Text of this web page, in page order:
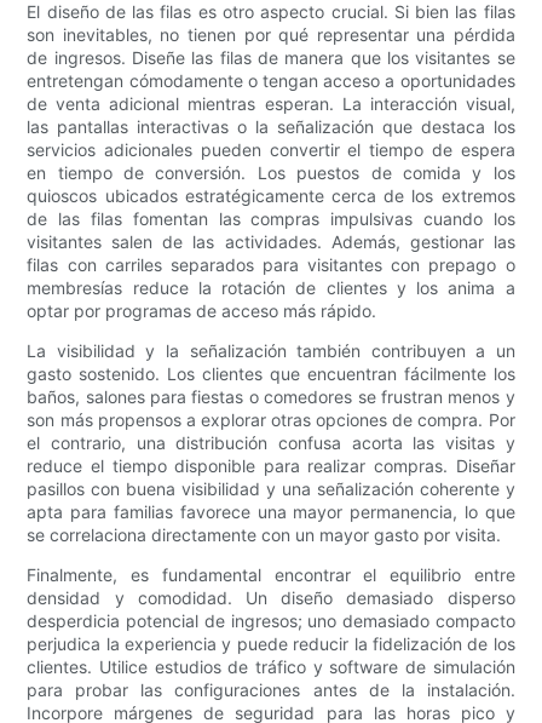
El diseño de las filas es otro aspecto crucial. Si bien las filas
son inevitables, no tienen por qué representar una pérdida
de ingresos. Diseñe las filas de manera que los visitantes se
entretengan cómodamente o tengan acceso a oportunidades
de venta adicional mientras esperan. La interacción visual,
las pantallas interactivas o la señalización que destaca los
servicios adicionales pueden convertir el tiempo de espera
en tiempo de conversión. Los puestos de comida y los
quioscos ubicados estratégicamente cerca de los extremos
de las filas fomentan las compras impulsivas cuando los
visitantes salen de las actividades. Además, gestionar las
filas con carriles separados para visitantes con prepago o
membresías reduce la rotación de clientes y los anima a
optar por programas de acceso más rápido.
La visibilidad y la señalización también contribuyen a un
gasto sostenido. Los clientes que encuentran fácilmente los
baños, salones para fiestas o comedores se frustran menos y
son más propensos a explorar otras opciones de compra. Por
el contrario, una distribución confusa acorta las visitas y
reduce el tiempo disponible para realizar compras. Diseñar
pasillos con buena visibilidad y una señalización coherente y
apta para familias favorece una mayor permanencia, lo que
se correlaciona directamente con un mayor gasto por visita.
Finalmente, es fundamental encontrar el equilibrio entre
densidad y comodidad. Un diseño demasiado disperso
desperdicia potencial de ingresos; uno demasiado compacto
perjudica la experiencia y puede reducir la fidelización de los
clientes. Utilice estudios de tráfico y software de simulación
para probar las configuraciones antes de la instalación.
Incorpore márgenes de seguridad para las horas pico y